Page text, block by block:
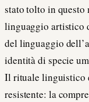
stato tolto in
linguaggio artistico
del linguaggio
identità di specie
Il rituale linguistico
resistente: la